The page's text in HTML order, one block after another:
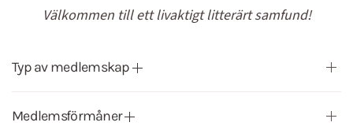
Välkommen till ett livaktigt litterärt samfund!
Typ av medlemskap
Medlemsförmåner